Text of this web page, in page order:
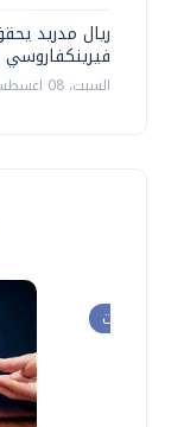
ريال مدريد
فيرينكفاروسي
السبت، 08 اغسطس 2026 11:29 م
وحوارات